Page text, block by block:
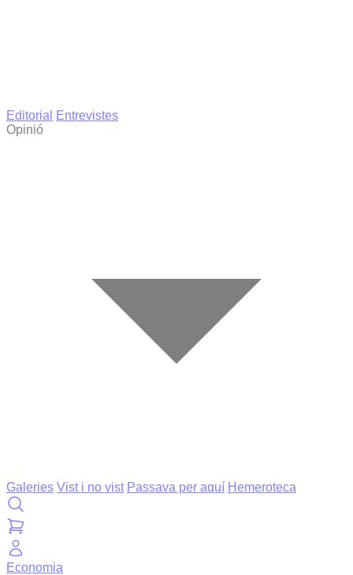
Editorial
Entrevistes
Opinió
Galeries Vist i no vist Passava per aquí Hemeroteca
Economia